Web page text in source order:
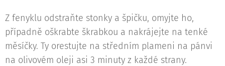
Z fenyklu odstraňte stonky a špičku, omyjte ho,
případně oškrabte škrabkou a nakrájejte na tenké
měsíčky. Ty orestujte na středním plameni na pánvi
na olivovém oleji asi 3 minuty z každé strany.